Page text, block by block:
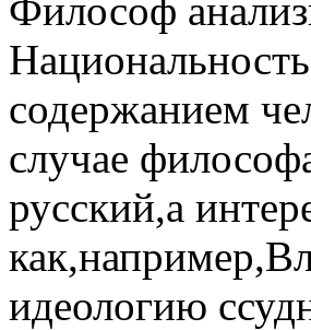
Философ
содержанием
случае
русский,а
идеологию